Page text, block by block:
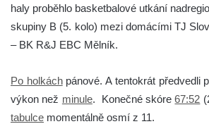
haly proběhlo basketbalové utkání
skupiny B (5. kolo) mezi domácími TJ
– BK R&J EBC Mělník.
Po holkáchpánové. A tentokrát předvedli
výkon než minule. Konečné skóre67:52
tabulce momentálně osmí z 11.